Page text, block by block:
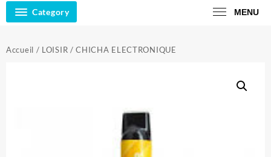
Category MENU
Accueil / LOISIR / CHICHA ELECTRONIQUE